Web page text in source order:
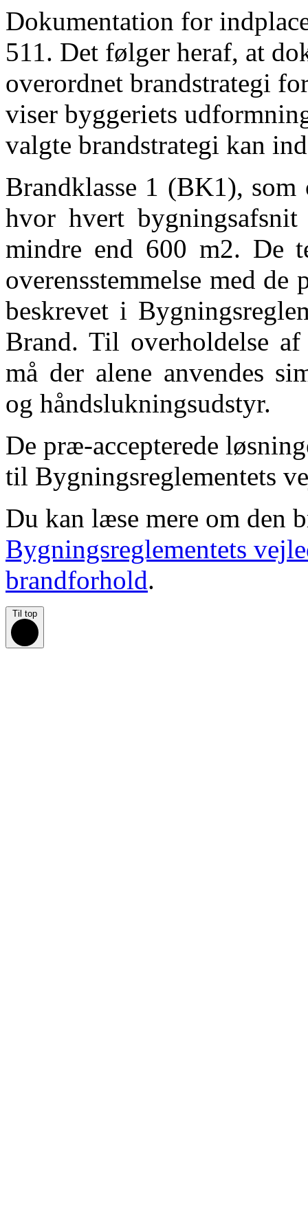
Dokumentation for
511. Det følger heraf, at
overordnet brandstrategi
viser byggeriets
valgte brandstrategi kan
Brandklasse 1 (BK1),
hvor hvert
mindre end 600 m2. De
overensstemmelse med de
beskrevet i
Brand. Til overholdelse
må der alene anvendes
og håndslukningsudstyr.
De præ-accepterede
til Bygningsreglementets
Du kan læse mere om den
Bygningsreglementets
brandforhold.
Til top